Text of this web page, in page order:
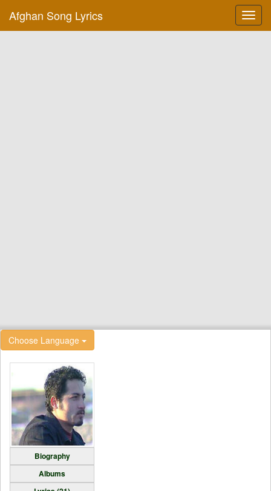
Afghan Song Lyrics
Choose Language
Biography
Albums